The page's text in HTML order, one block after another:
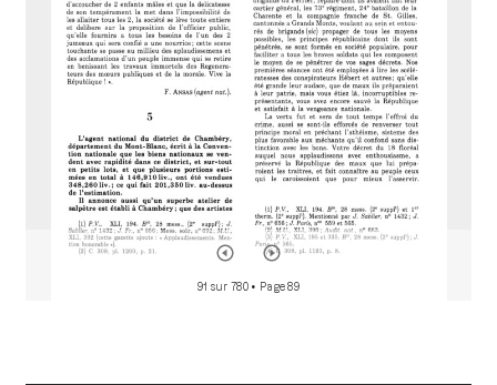
91 sur 780 • Page 89